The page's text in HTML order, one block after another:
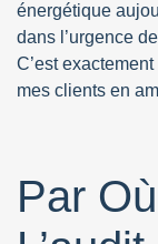
énergétique
dans l’urgence
C’est
mes clients en
Par